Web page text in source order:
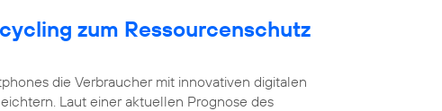
zum Ressourcenschutz
die Verbraucher mit innovativen digitalen
Laut einer aktuellen Prognose des